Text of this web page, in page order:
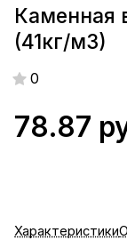
Каменная
(41кг/м3)
0
78.87
Характеристики